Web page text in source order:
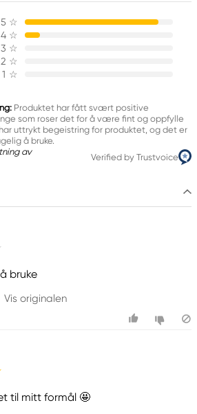
5 ☆
4 ☆
3 ☆
2 ☆
1 ☆
Produktet har fått svært positive
som roser det for å være fint og oppfylle
uttrykt begeistring for produktet, og det er
å bruke.
av
Verified by Trustvoice
bruke
Vis originalen
til mitt formål 🤩